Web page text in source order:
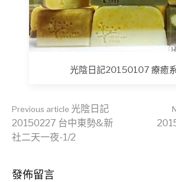
光陰日記20150107 療癒
Continue
Reading
Previous article 光陰日記
20150227 台中東勢&新
社二天一夜-1/2
發佈留言